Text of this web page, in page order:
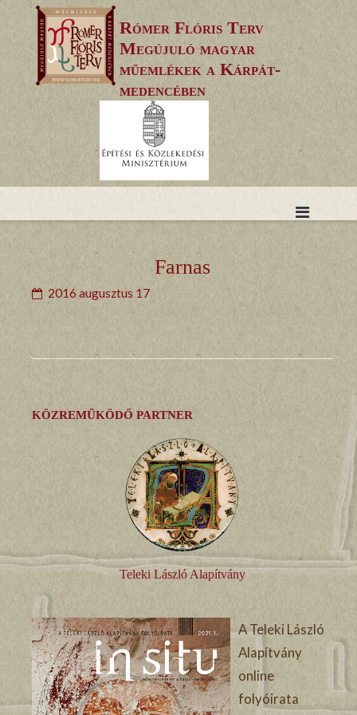
to
content
Rómer Flóris Terv
Megújuló magyar
műemlékek a Kárpát-
medencében
Farnas
2016 augusztus 17
KÖZREMŰKÖDŐ PARTNER
Teleki László Alapítvány
A Teleki László
Alapítvány
online
folyóirata